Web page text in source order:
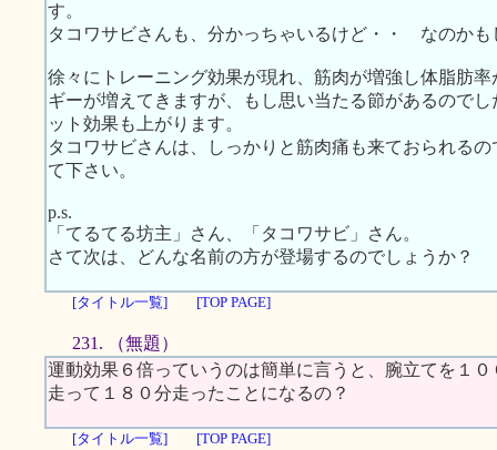
す。
タコワサビさんも、分かっちゃいるけど・・ なのかも
徐々にトレーニング効果が現れ、筋肉が増強し体脂肪
ギーが増えてきますが、もし思い当たる節があるので
ット効果も上がります。
タコワサビさんは、しっかりと筋肉痛も来ておられる
て下さい。
p.s.
「てるてる坊主」さん、「タコワサビ」さん。
さて次は、どんな名前の方が登場するのでしょうか？
[タイトル一覧] [TOP PAGE]
231. （無題）
運動効果６倍っていうのは簡単に言うと、腕立てを１
走って１８０分走ったことになるの？
[タイトル一覧] [TOP PAGE]